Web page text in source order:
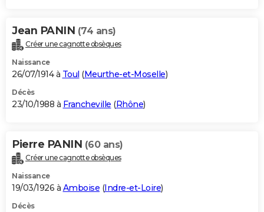
Jean PANIN (74 ans)
Créer une cagnotte obsèques
Naissance
26/07/1914 à Toul (Meurthe-et-Moselle)
Décès
23/10/1988 à Francheville (Rhône)
Pierre PANIN (60 ans)
Créer une cagnotte obsèques
Naissance
19/03/1926 à Amboise (Indre-et-Loire)
Décès